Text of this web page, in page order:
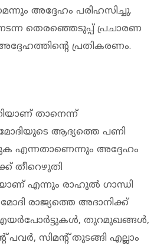
അദ്ദേഹം പരിഹസിച്ചു.
തെരഞ്ഞെടുപ്പ് പ്രചാരണ
പ്രതികരണം.
താനെന്ന്
ആദ്യത്തെ പണി
എന്നതാണെന്നും അദ്ദേഹം
തീറെഴുതി
എന്നും രാഹുല്‍ ഗാന്ധി
രാജ്യത്തെ അദാനിക്ക്
തുറമുഖങ്ങള്‍,
പവര്‍, സിമന്റ് തുടങ്ങി എല്ലാം